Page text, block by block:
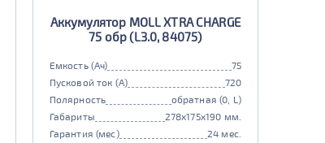
Аккумулятор MOLL XTRA CHARGE
75 обр (L3.0, 84075)
Емкость (Ач)
75
Пусковой ток (А)
720
Полярность
обратная (0, L)
Габариты
278x175x190 мм.
Гарантия (мес)
24 мес.